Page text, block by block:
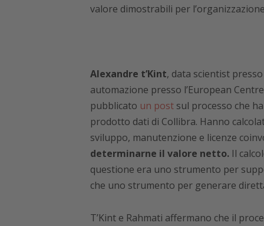
valore dimostrabili per
Alexandre t’Kint, data scientist
automazione presso l’European
pubblicato un postsul processo che
prodotto dati di Collibra. Hanno
sviluppo, manutenzione e licenze
determinarne il valore netto.Il
questione era uno strumento per
che uno strumento per generare
T’Kint e Rahmati affermano che il